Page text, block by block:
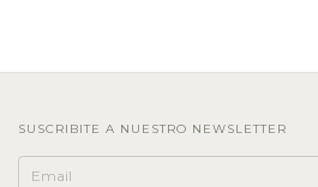
SUSCRIBITE A NUESTRO NEWSLETTER